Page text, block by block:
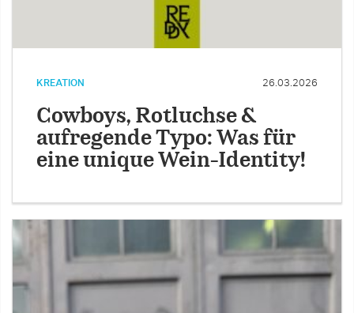
KREATION 26.03.2026
Cowboys, Rotluchse &
aufregende Typo: Was für
eine unique Wein-Identity!